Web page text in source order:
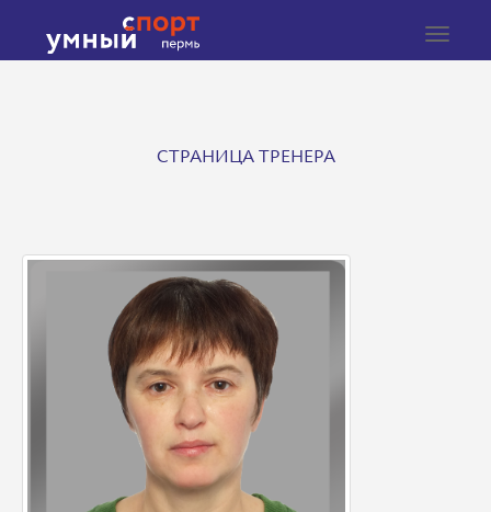
Toggle
СТРАНИЦА ТРЕНЕРА